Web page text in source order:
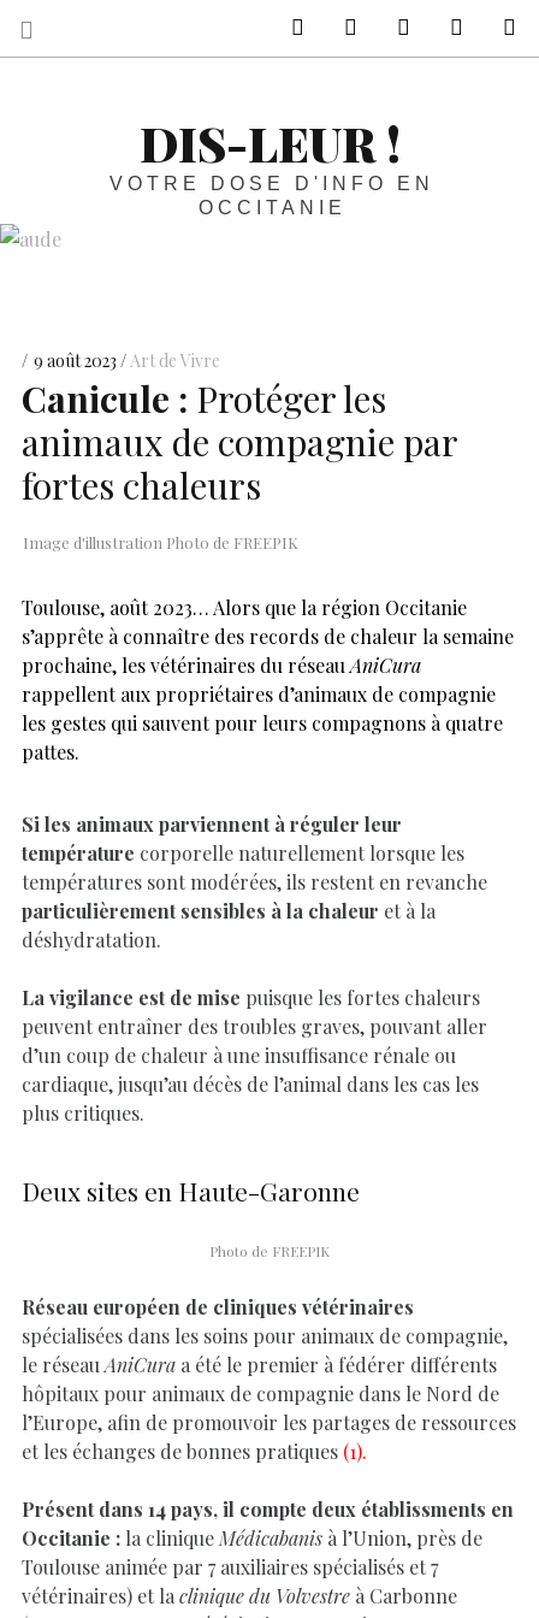
DIS-LEUR !
VOTRE DOSE D'INFO EN
OCCITANIE
9 août 2023 Art de Vivre
Canicule : Protéger les
animaux de compagnie par
fortes chaleurs
Image d'illustration Photo de FREEPIK
Toulouse, août 2023… Alors que la région Occitanie
s’apprête à connaître des records de chaleur la semaine
prochaine, les vétérinaires du réseau AniCura
rappellent aux propriétaires d’animaux de compagnie
les gestes qui sauvent pour leurs compagnons à quatre
pattes.
Si les animaux parviennent à réguler leur
température corporelle naturellement lorsque les
températures sont modérées, ils restent en revanche
particulièrement sensibles à la chaleur et à la
déshydratation.
La vigilance est de mise puisque les fortes chaleurs
peuvent entraîner des troubles graves, pouvant aller
d’un coup de chaleur à une insuffisance rénale ou
cardiaque, jusqu’au décès de l’animal dans les cas les
plus critiques.
Deux sites en Haute-Garonne
Photo de FREEPIK
Réseau européen de cliniques vétérinaires
spécialisées dans les soins pour animaux de compagnie,
le réseau AniCura a été le premier à fédérer différents
hôpitaux pour animaux de compagnie dans le Nord de
l’Europe, afin de promouvoir les partages de ressources
et les échanges de bonnes pratiques (1).
Présent dans 14 pays, il compte deux établissments en
Occitanie : la clinique Médicabanis à l’Union, près de
Toulouse animée par 7 auxiliaires spécialisés et 7
vétérinaires) et la clinique du Volvestre à Carbonne